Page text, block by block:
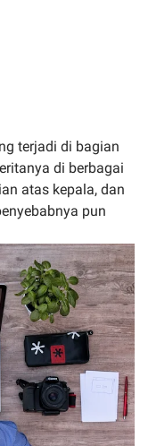
terjadi di bagian
di berbagai
atas kepala, dan
pun